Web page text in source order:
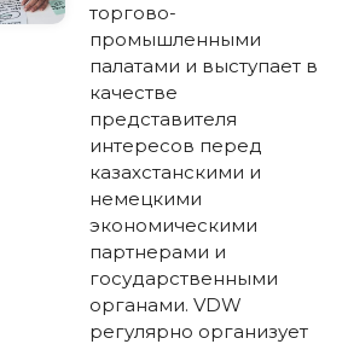
торгово-
промышленными
палатами и выступает в
качестве
представителя
интересов перед
казахстанскими и
немецкими
экономическими
партнерами и
государственными
органами. VDW
регулярно организует